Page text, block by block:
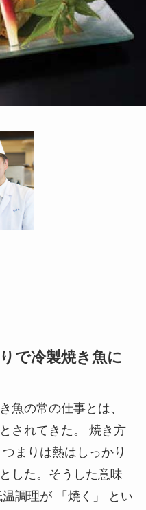
で冷製焼き魚に
魚の常の仕事とは、
されてきた。 焼き方
まりは熱はしっかり
した。そうした意味
調理が 「焼く」 とい